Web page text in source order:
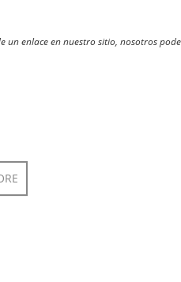
un enlace en nuestro sitio, nosotros